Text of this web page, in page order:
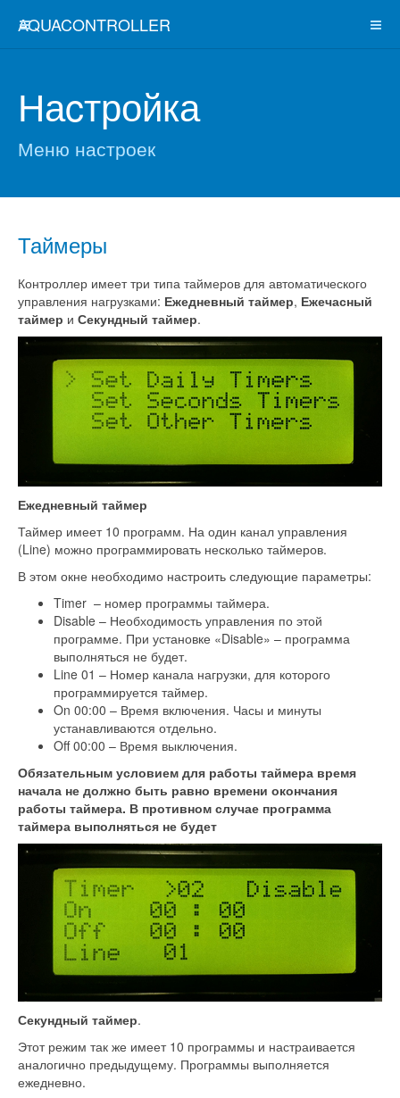
AQUACONTROLLER
Наcтройка
Меню настроек
Таймеры
Контроллер имеет три типа таймеров для автоматического
управления нагрузками: Ежедневный таймер, Ежечасный
таймер и Секундный таймер.
Ежедневный таймер
Таймер имеет 10 программ. На один канал управления
(Line) можно программировать несколько таймеров.
В этом окне необходимо настроить следующие параметры:
Timer – номер программы таймера.
Disable – Необходимость управления по этой
программе. При установке «Disable» – программа
выполняться не будет.
Line 01 – Номер канала нагрузки, для которого
программируется таймер.
On 00:00 – Время включения. Часы и минуты
устанавливаются отдельно.
Off 00:00 – Время выключения.
Обязательным условием для работы таймера время
начала не должно быть равно времени окончания
работы таймера. В противном случае программа
таймера выполняться не будет
Секундный таймер.
Этот режим так же имеет 10 программы и настраивается
аналогично предыдущему. Программы выполняется
ежедневно.